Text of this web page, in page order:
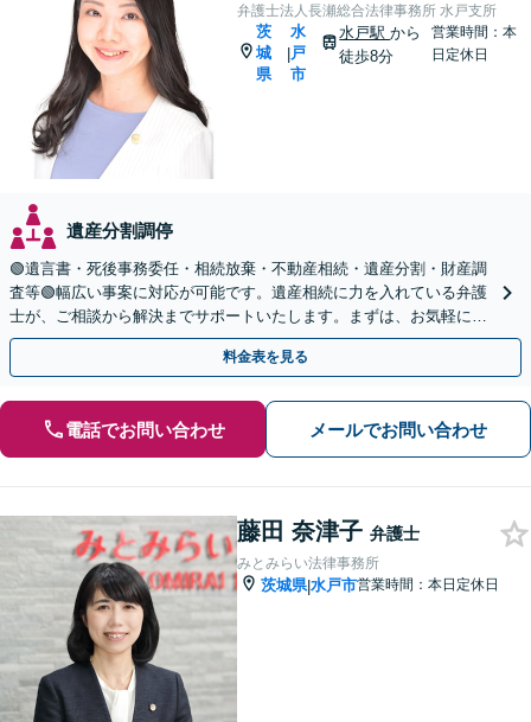
弁護士法人長瀬総合法律事務所 水戸支所
茨
城
県
|
水
戸
市
水戸駅から
徒歩8分
営業時間：本
日定休日
遺産分割調停
🟢遺言書・死後事務委任・相続放棄・不動産相続・遺産分割・財産調
査等🟢幅広い事案に対応が可能です。遺産相続に力を入れている弁護
士が、ご相談から解決までサポートいたします。まずは、お気軽にお
問い合わせください。◤完全予約制・初回相談料無料◢
料金表を見る
電話でお問い合わせ メールでお問い合わせ
藤田 奈津子 弁護士
みとみらい法律事務所
茨城県|水戸市営業時間：本日定休日